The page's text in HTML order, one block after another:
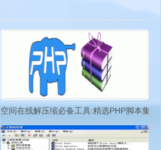
空间在线解压缩必备工具:精选PHP脚本集之